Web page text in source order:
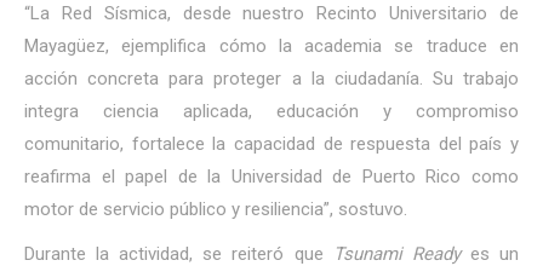
“La Red Sísmica, desde nuestro Recinto Universitario de
Mayagüez, ejemplifica cómo la academia se traduce en
acción concreta para proteger a la ciudadanía. Su trabajo
integra ciencia aplicada, educación y compromiso
comunitario, fortalece la capacidad de respuesta del país y
reafirma el papel de la Universidad de Puerto Rico como
motor de servicio público y resiliencia”, sostuvo.
Durante la actividad, se reiteró que Tsunami Readyes un